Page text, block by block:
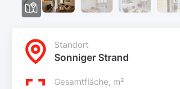
Standort
Sonniger Strand
Gesamtfläche, m²